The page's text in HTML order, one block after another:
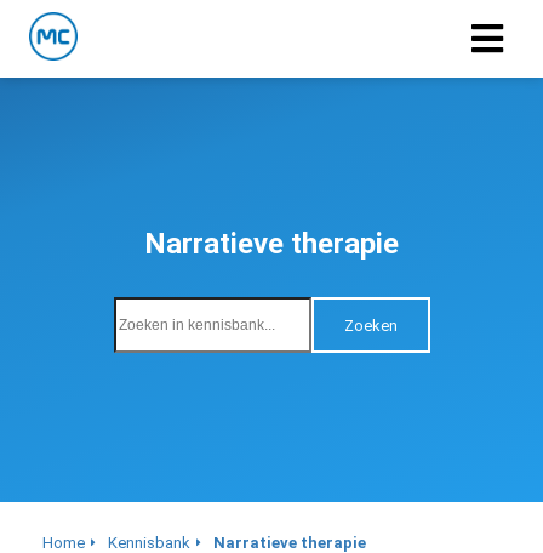
Narratieve therapie
Zoeken
Home Kennisbank Narratieve therapie